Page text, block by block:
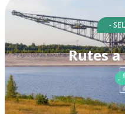
-
Rutes